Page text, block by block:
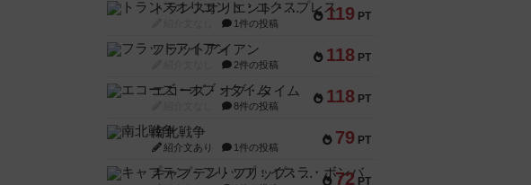
119 PT
トランスオリエント・エクスプレス
1件の投稿
118 PT
フラットアイアン
2件の投稿
118 PT
エコーズ・オブ・タイム
8件の投稿
79 PT
南北戦争
紹介文あり 1件の投稿
72 PT
キャプテン・フリップ：イスラ・ボンバ